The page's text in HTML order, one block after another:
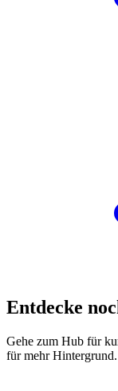
Entdecke
Gehe zum Hub für
für mehr Hintergrund.